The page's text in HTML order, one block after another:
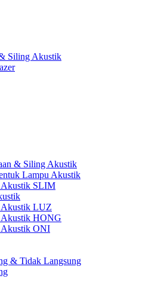
Siling Akustik
& Siling Akustik
Lampu Akustik
Akustik SLIM
Akustik LUZ
Akustik HONG
Akustik ONI
& Tidak Langsung